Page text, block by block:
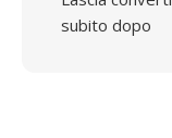
subito dopo